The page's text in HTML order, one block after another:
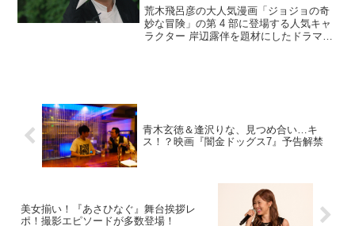
荒木飛呂彦の大人気漫画「ジョジョの奇
妙な冒険」の第 4 部に登場する人気キャ
ラクター 岸辺露伴を題材にしたドラマ
青木玄徳＆逢沢りな、見つめ合い…キ
ス！？映画『闇金ドッグス7』予告解禁
美女揃い！『あさひなぐ』舞台挨拶レ
ポ！撮影エピソードが多数登場！